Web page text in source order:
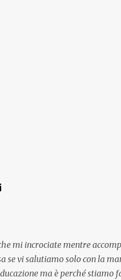
mi incrociate mentre
se vi salutiamo solo con la
ma è perché stiamo